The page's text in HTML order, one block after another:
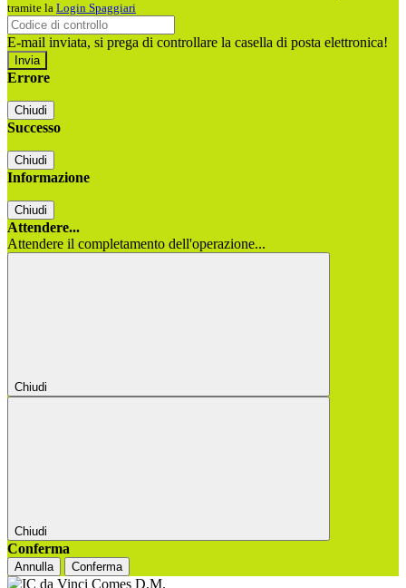
tramite la Login Spaggiari
E-mail inviata, si prega di controllare la casella di posta elettronica!
Errore
Chiudi
Successo
Chiudi
Informazione
Chiudi
Attendere...
Attendere il completamento dell'operazione...
Chiudi
Chiudi
Conferma
Annulla Conferma